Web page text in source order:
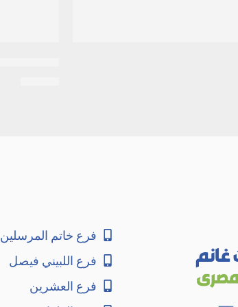
فرع خاتم المرسلين
فرع اللبيني فيصل
فرع العشرين